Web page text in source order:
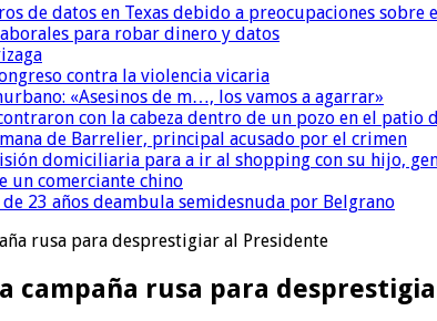
de datos en Texas debido a preocupaciones sobre
para robar dinero y datos
contra la violencia vicaria
«Asesinos de m…, los vamos a agarrar»
con la cabeza dentro de un pozo en el patio
de Barrelier, principal acusado por el crimen
domiciliaria para a ir al shopping con su hijo,
un comerciante chino
23 años deambula semidesnuda por Belgrano
rusa para desprestigiar al Presidente
campaña rusa para